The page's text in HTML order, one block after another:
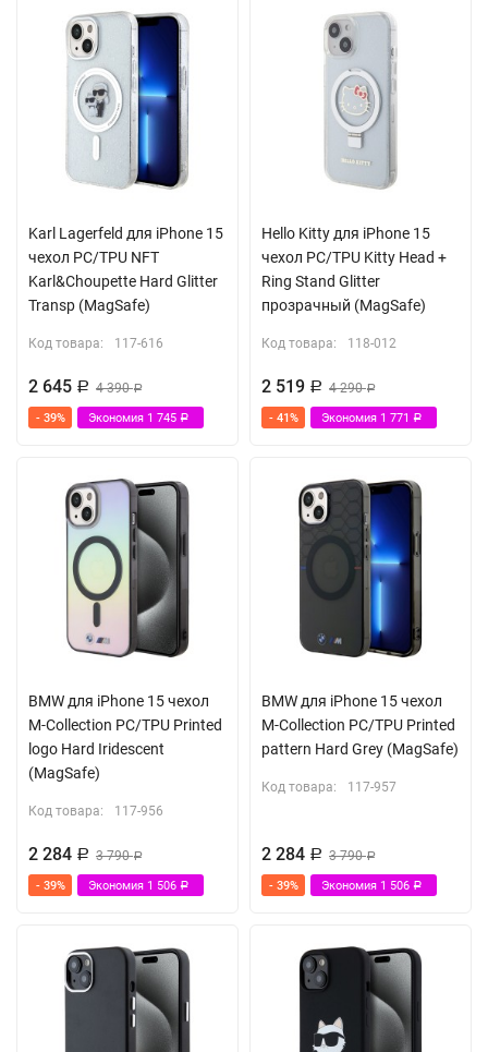
Karl Lagerfeld для iPhone 15
чехол PC/TPU NFT
Karl&Choupette Hard Glitter
Transp (MagSafe)
Код товара: 117-616
2 645 Р 4 390Р
- 39% Экономия 1 745 Р
Hello Kitty для iPhone 15
чехол PC/TPU Kitty Head +
Ring Stand Glitter
прозрачный (MagSafe)
Код товара: 118-012
2 519 Р 4 290Р
- 41% Экономия 1 771 Р
BMW для iPhone 15 чехол
M-Collection PC/TPU Printed
logo Hard Iridescent
(MagSafe)
Код товара: 117-956
2 284 Р 3 790Р
- 39% Экономия 1 506 Р
BMW для iPhone 15 чехол
M-Collection PC/TPU Printed
pattern Hard Grey (MagSafe)
Код товара: 117-957
2 284 Р 3 790Р
- 39% Экономия 1 506 Р